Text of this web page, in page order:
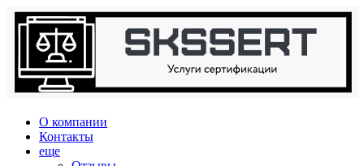
О компании
Контакты
еще